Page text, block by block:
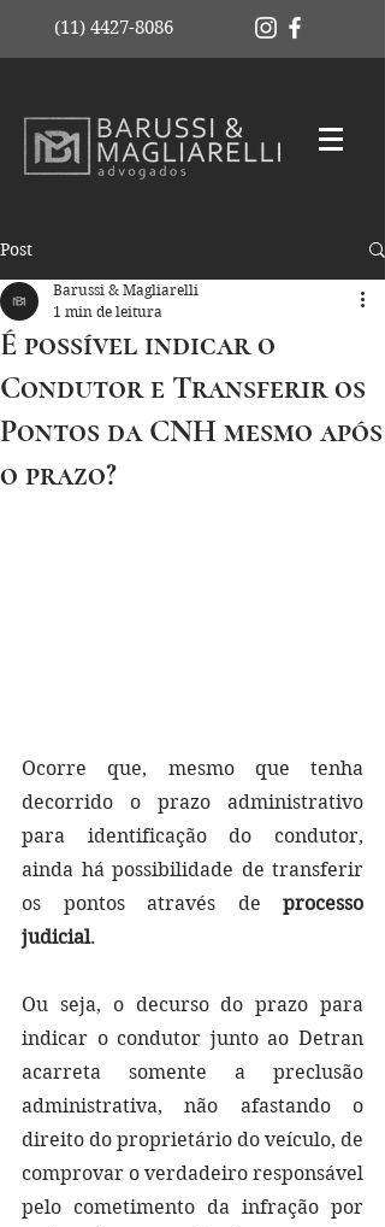
(11) 4427-8086
Post
É possível indicar o
Condutor e Transferir os
Pontos da CNH mesmo após
o prazo?
Barussi & Magliarelli
1 min de leitura
Ocorre que, mesmo que tenha
decorrido o prazo administrativo
para identificação do condutor,
ainda há possibilidade de transferir
os pontos através de processo
judicial.
Ou seja, o decurso do prazo para
indicar o condutor junto ao Detran
acarreta somente a preclusão
administrativa, não afastando o
direito do proprietário do veículo, de
comprovar o verdadeiro responsável
pelo cometimento da infração por